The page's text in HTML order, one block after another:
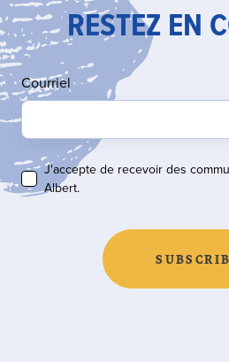
RESTEZ EN
Courriel
J'accepte de recevoir des
Albert.